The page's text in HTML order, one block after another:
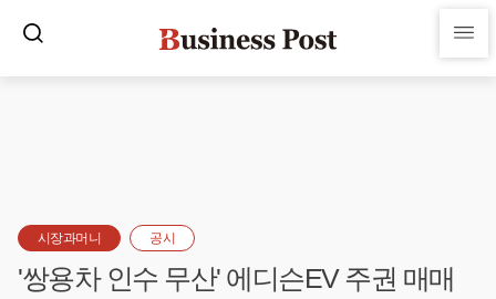
시장과머니 공시
'쌍용차 인수 무산' 에디슨EV 주권 매매